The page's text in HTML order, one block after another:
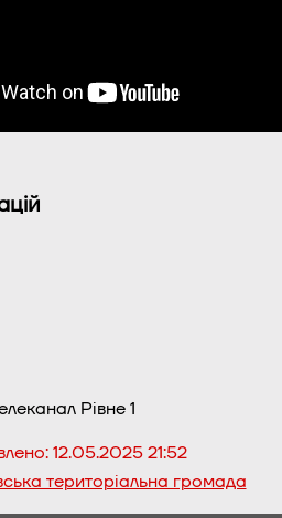
Рівне 1
12.05.2025 21:52
територіальна громада